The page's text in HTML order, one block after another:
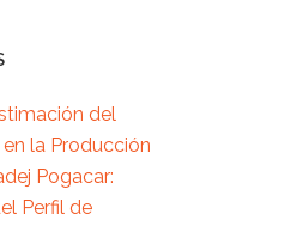
del
la Producción
Pogacar:
Perfil de